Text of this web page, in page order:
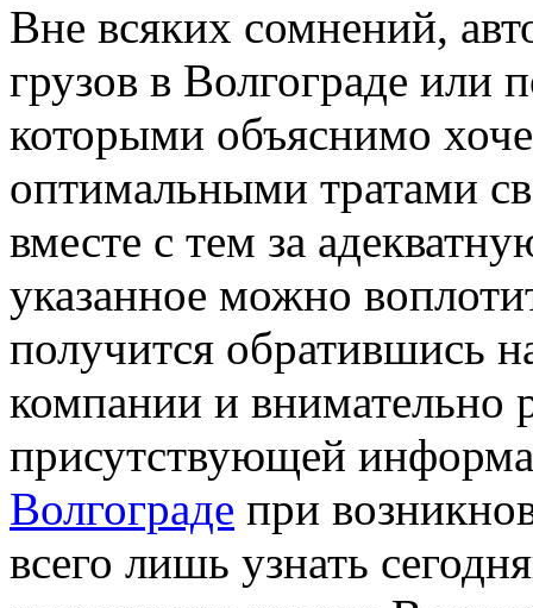
Внe всякиx сомнений,
грузов в Волгограде или
которыми объяснимо
оптимальными тратами
вместе с тем за
указанное можно
получится обратившись
компании и внимательно
присутствующей
Волгограде при
всего лишь узнать